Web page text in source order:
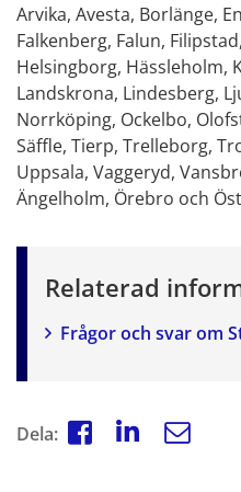
Arvika, Avesta, Borlänge,
Falkenberg, Falun,
Helsingborg, Hässleholm,
Landskrona, Lindesberg,
Norrköping, Ockelbo,
Säffle, Tierp, Trelleborg,
Uppsala, Vaggeryd,
Ängelholm, Örebro och
Relaterad
Frågor och svar om
Dela: